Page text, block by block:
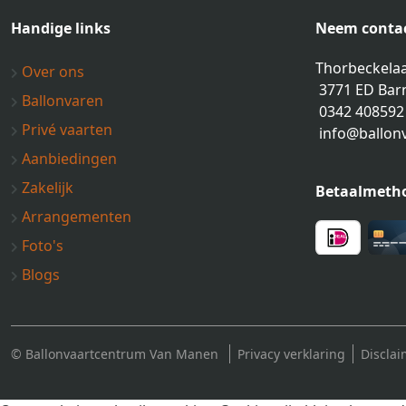
Handige links
Over ons
Ballonvaren
Privé vaarten
Aanbiedingen
Zakelijk
Arrangementen
Foto's
Blogs
Neem
3771 ED
0342 408592
© Ballonvaartcentrum Van Manen Privacy verklaring